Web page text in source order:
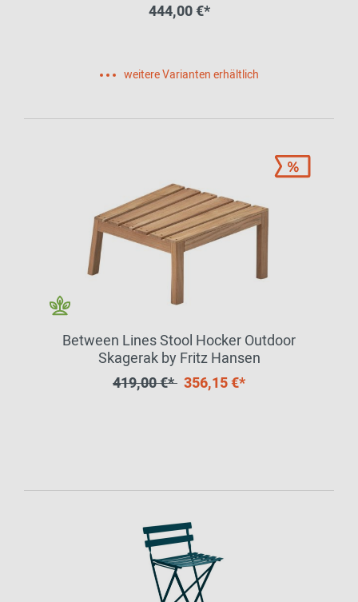
444,00 €*
weitere Varianten erhältlich
Between Lines Stool Hocker Outdoor
Skagerak by Fritz Hansen
419,00 €* 356,15 €*